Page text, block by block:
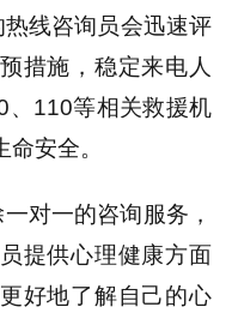
热线咨询员会迅速评
措施，稳定来电人
、110等相关救援机
安全。
对一的咨询服务，
提供心理健康方面
好地了解自己的心